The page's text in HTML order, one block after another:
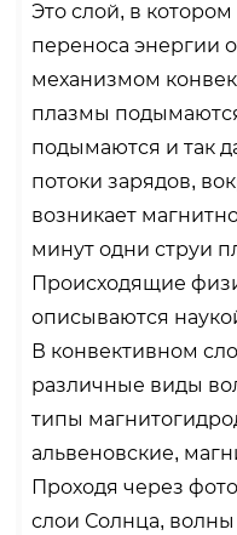
Это слой, в
переноса энергии
механизмом
плазмы
подымаются и так
потоки зарядов,
возникает
минут одни струи
Происходящие
описываются
В конвективном
различные виды
типы
альвеновские,
Проходя через
слои Солнца,